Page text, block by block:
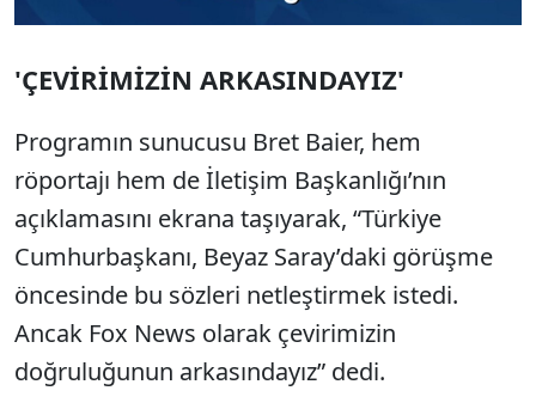
'ÇEVİRİMİZİN ARKASINDAYIZ'
Programın sunucusu Bret Baier, hem
röportajı hem de İletişim Başkanlığı’nın
açıklamasını ekrana taşıyarak, “Türkiye
Cumhurbaşkanı, Beyaz Saray’daki görüşme
öncesinde bu sözleri netleştirmek istedi.
Ancak Fox News olarak çevirimizin
doğruluğunun arkasındayız” dedi.